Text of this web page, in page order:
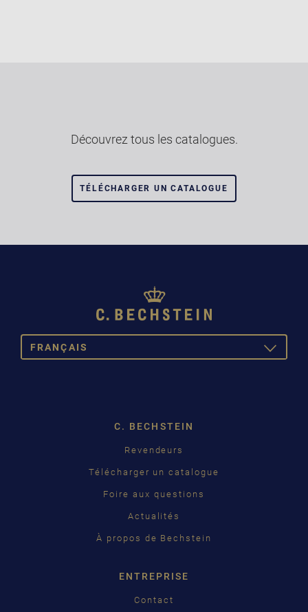
Découvrez tous les catalogues.
TÉLÉCHARGER UN CATALOGUE
FRANÇAIS
TOGGLE
C. BECHSTEIN
Revendeurs
Télécharger un catalogue
Foire aux questions
Actualités
À propos de Bechstein
ENTREPRISE
Contact